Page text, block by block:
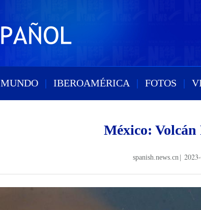
MUNDO | IBEROAMÉRICA | FOTOS |
México: Volcán
spanish.news.cn